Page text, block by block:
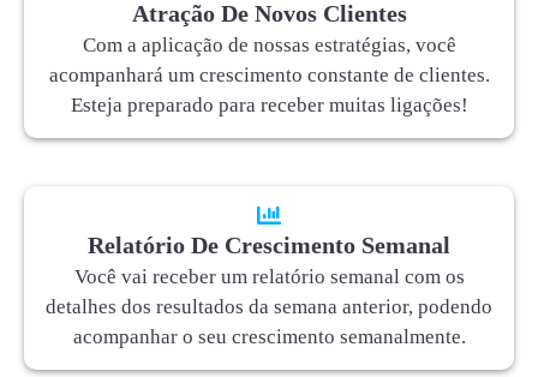
Atração De Novos Clientes
Com a aplicação de nossas estratégias, você
acompanhará um crescimento constante de clientes.
Esteja preparado para receber muitas ligações!
Relatório De Crescimento Semanal
Você vai receber um relatório semanal com os
detalhes dos resultados da semana anterior, podendo
acompanhar o seu crescimento semanalmente.